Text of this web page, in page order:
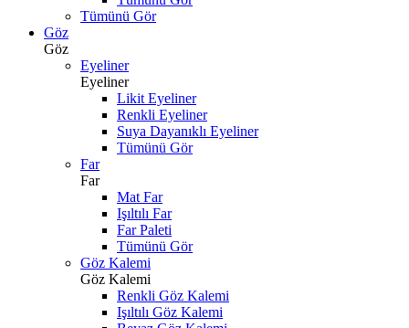
Tümünü Gör
Göz
Göz
Eyeliner
Eyeliner
Likit Eyeliner
Renkli Eyeliner
Suya Dayanıklı Eyeliner
Tümünü Gör
Far
Far
Mat Far
Işıltılı Far
Far Paleti
Tümünü Gör
Göz Kalemi
Göz Kalemi
Renkli Göz Kalemi
Işıltılı Göz Kalemi